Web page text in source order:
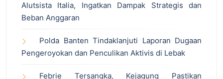
Alutsista Italia, Ingatkan Dampak Strategis dan
Beban Anggaran
Polda Banten Tindaklanjuti Laporan Dugaan
Pengeroyokan dan Penculikan Aktivis di Lebak
Febrie Tersangka, Kejagung Pastikan